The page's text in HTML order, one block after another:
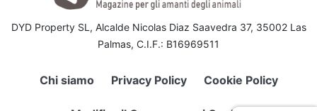
DYD Property SL, Alcalde Nicolas Diaz Saavedra 37, 35002 Las
Palmas, C.I.F.: B16969511
Chi siamo Privacy Policy Cookie Policy